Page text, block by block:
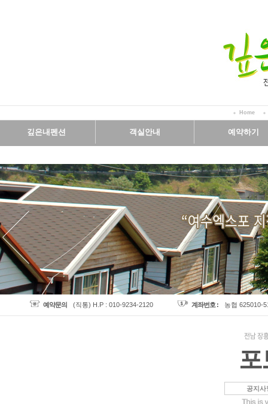
Home
깊은내펜션
시설보기
오시는길
객실안내 예약하기
실시간예약
예약문의 (직통) H.P : 010-9234-2120 계좌번호 : 농협 625010-
공지사